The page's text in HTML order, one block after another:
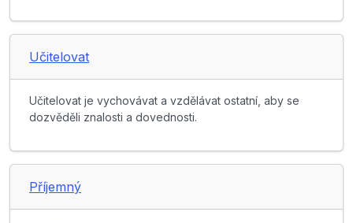
Učitelovat
Učitelovat je vychovávat a vzdělávat ostatní, aby se
dozvěděli znalosti a dovednosti.
Příjemný